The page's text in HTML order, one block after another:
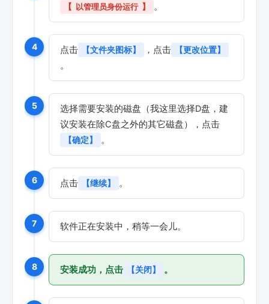
【 以管理员身份运行 】 。
4 点击 【文件夹图标】 ，点击 【更改位置】
。
5
选择需要安装的磁盘（我这里选择D盘，建
议安装在除C盘之外的其它磁盘），点击
【确定】 。
6 点击 【继续】 。
7 软件正在安装中，稍等一会儿。
8 安装成功，点击 【关闭】 。